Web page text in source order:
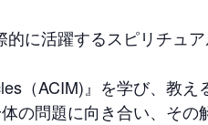
に活躍するスピリチュ
（ACIM)』を学び、教
の問題に向き合い、そ